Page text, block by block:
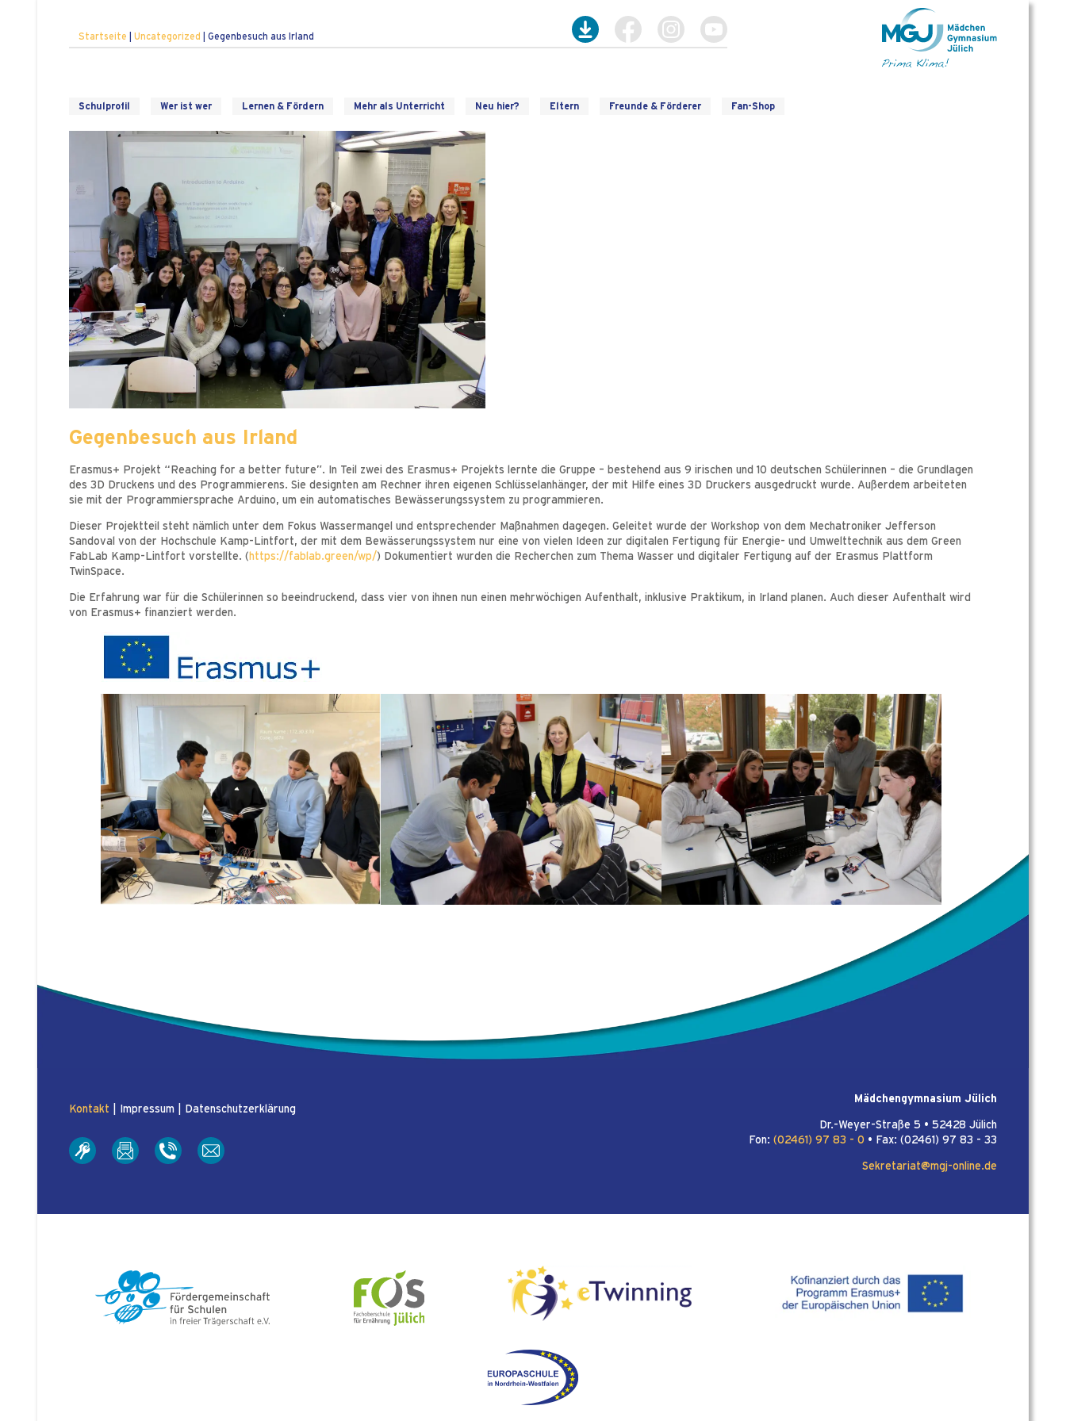
Startseite Uncategorized Gegenbesuch aus Irland
Schulprofil Wer ist wer Lernen & Fördern Mehr als Unterricht Neu hier? Eltern Freunde & Förderer Fan-Shop
Gegenbesuch aus Irland
Erasmus+ Projekt “Reaching for a better future”. In Teil zwei des Erasmus+ Projekts lernte die Gruppe – bestehend aus 9 irischen und 10 deutschen Schülerinnen – die Grundlagen
des 3D Druckens und des Programmierens. Sie designten am Rechner ihren eigenen Schlüsselanhänger, der mit Hilfe eines 3D Druckers ausgedruckt wurde. Außerdem arbeiteten
sie mit der Programmiersprache Arduino, um ein automatisches Bewässerungssystem zu programmieren.
Dieser Projektteil steht nämlich unter dem Fokus Wassermangel und entsprechender Maßnahmen dagegen. Geleitet wurde der Workshop von dem Mechatroniker Jefferson
Sandoval von der Hochschule Kamp-Lintfort, der mit dem Bewässerungssystem nur eine von vielen Ideen zur digitalen Fertigung für Energie- und Umwelttechnik aus dem Green
FabLab Kamp-Lintfort vorstellte. ( https://fablab.green/wp/) Dokumentiert wurden die Recherchen zum Thema Wasser und digitaler Fertigung auf der Erasmus Plattform
TwinSpace.
Die Erfahrung war für die Schülerinnen so beeindruckend, dass vier von ihnen nun einen mehrwöchigen Aufenthalt, inklusive Praktikum, in Irland planen. Auch dieser Aufenthalt wird
von Erasmus+ finanziert werden.
Kontakt Impressum Datenschutzerklärung
Mädchengymnasium Jülich
Dr.-Weyer-Straße 5 • 52428 Jülich
Fon: (02461) 97 83 - 0 • Fax: (02461) 97 83 - 33
Sekretariat@mgj-online.de